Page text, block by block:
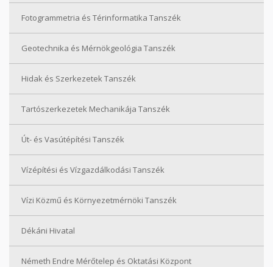
Fotogrammetria és Térinformatika Tanszék
Geotechnika és Mérnökgeológia Tanszék
Hidak és Szerkezetek Tanszék
Tartószerkezetek Mechanikája Tanszék
Út- és Vasútépítési Tanszék
Vízépítési és Vízgazdálkodási Tanszék
Vízi Közmű és Környezetmérnöki Tanszék
Dékáni Hivatal
Németh Endre Mérőtelep és Oktatási Központ